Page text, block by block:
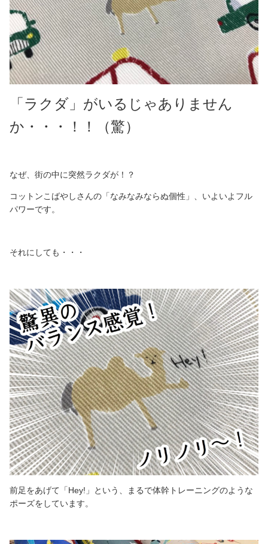
「ラクダ」がいるじゃありません
か・・・！！（驚）
なぜ、街の中に突然ラクダが！？
コットンこばやしさんの「なみなみならぬ個性」、いよいよフル
パワーです。
それにしても・・・
前足をあげて「Hey!」という、まるで体幹トレーニングのような
ポーズをしています。